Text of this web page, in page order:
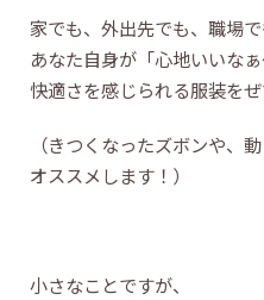
家でも、外出先でも、職場で
あなた自身が「心地いいな
快適さを感じられる服装を
（きつくなったズボンや、
オススメします！）
小さなことですが、